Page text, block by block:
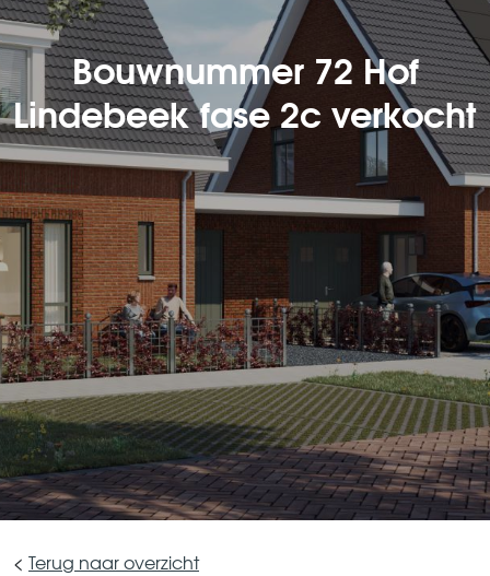
Bouwnummer 72 Hof
Lindebeek fase 2c verkocht
< Terug naar overzicht